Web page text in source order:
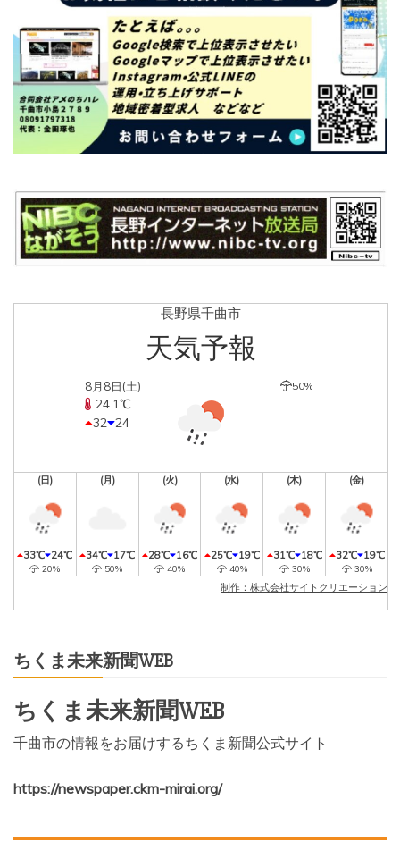
長野県千曲市
天気予報
8月8日(土)
24.1℃
32 24
50%
(日)
33℃ 24℃
20%
(月)
34℃ 17℃
50%
(火)
28℃ 16℃
40%
(水)
25℃ 19℃
40%
(木)
31℃ 18℃
30%
(金)
32℃ 19℃
30%
制作：株式会社サイトクリエーション
ちくま未来新聞WEB
ちくま未来新聞WEB
千曲市の情報をお届けするちくま新聞公式サイト
https://newspaper.ckm-mirai.org/